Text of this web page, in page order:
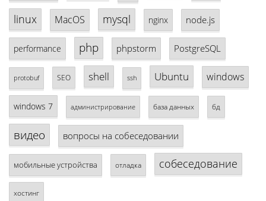
linux MacOS mysql nginx node.js
performance php phpstorm PostgreSQL
protobuf SEO shell ssh Ubuntu windows
windows 7 администрирование база данных бд
видео вопросы на собеседовании
мобильные устройства отладка собеседование
хостинг